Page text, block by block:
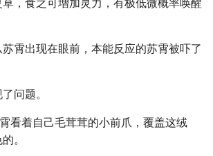
草，食之可增加灵力，有极低微概率唤醒
霄出现在眼前，本能反应的苏霄被吓了
问题。
看着自己毛茸茸的小前爪，覆盖这绒
。